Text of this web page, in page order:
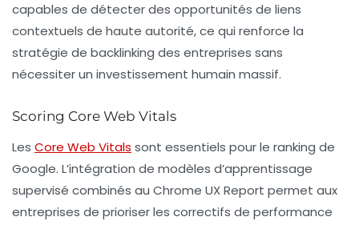
capables de détecter des opportunités de liens
contextuels de haute autorité, ce qui renforce la
stratégie de backlinking des entreprises sans
nécessiter un investissement humain massif.
Scoring Core Web Vitals
Les Core Web Vitals sont essentiels pour le ranking de
Google. L’intégration de modèles d’apprentissage
supervisé combinés au Chrome UX Report permet aux
entreprises de prioriser les correctifs de performance